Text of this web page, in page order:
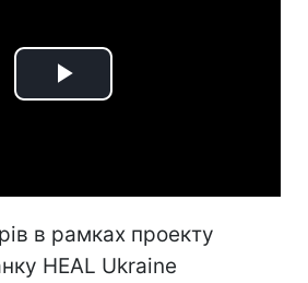
Play
в рамках проекту
HEAL Ukraine